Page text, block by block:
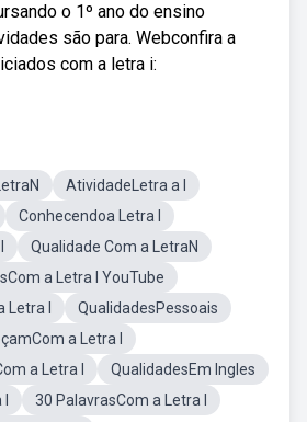
o 1º ano do ensino
são para. Webconfira a
com a letra i:
AtividadeLetra a I
Conhecendoa Letra I
Qualidade Com a LetraN
a Letra I YouTube
I
QualidadesPessoais
a Letra I
a Letra I
QualidadesEm Ingles
30 PalavrasCom a Letra I